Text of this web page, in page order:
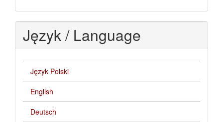
Język / Language
Język Polski
English
Deutsch